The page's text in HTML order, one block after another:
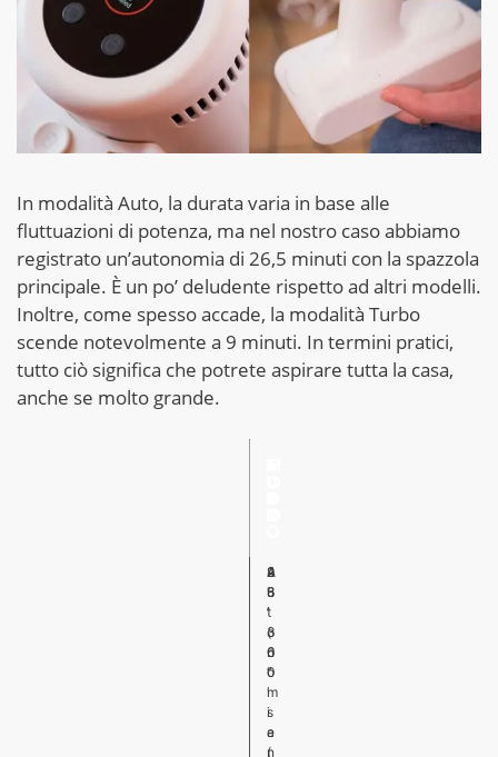
In modalità Auto, la durata varia in base alle
fluttuazioni di potenza, ma nel nostro caso abbiamo
registrato un’autonomia di 26,5 minuti con la spazzola
principale. È un po’ deludente rispetto ad altri modelli.
Inoltre, come spesso accade, la modalità Turbo
scende notevolmente a 9 minuti. In termini pratici,
tutto ciò significa che potrete aspirare tutta la casa,
anche se molto grande.
A
u
t
o
n
o
m
i
a
(
4
8
′
(
6
0
′
s
e
n
2
6
’
3
0
”
9
′